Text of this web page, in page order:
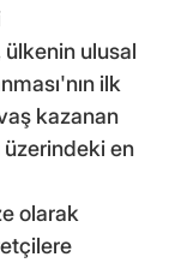
ülkenin ulusal
ilk
kazanan
üzerindeki en
olarak